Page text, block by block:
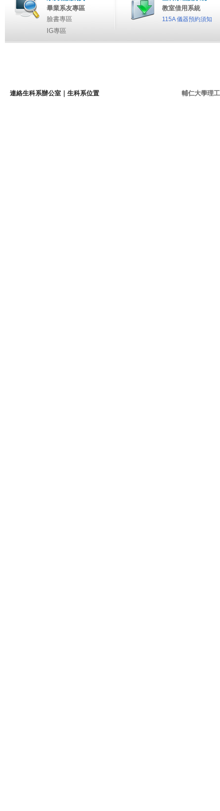
畢業系友專區
臉書專區
IG專區
教室借用系統
115A 儀器預約須知
連絡生科系辦公室 生科系位置 輔仁大學理